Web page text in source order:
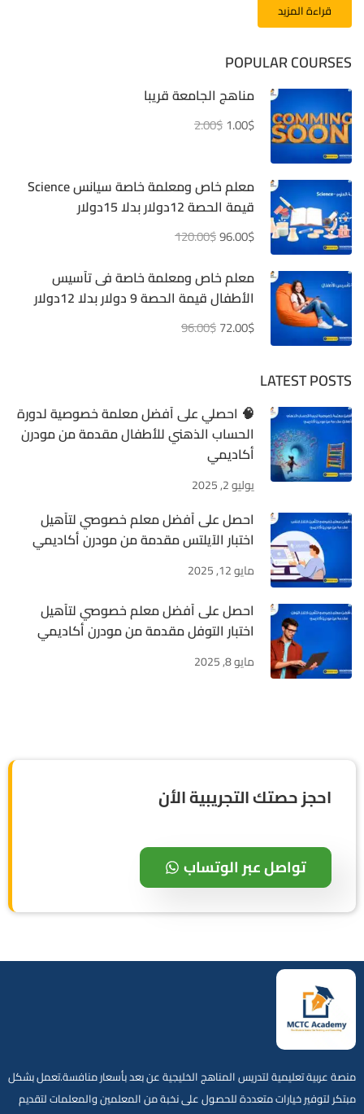
قراءة المزيد
POPULAR COURSES
مناهج الجامعة قريبا
2.00$1.00$
معلم خاص ومعلمة خاصة سيانس Science
قيمة الحصة 12دولار بدلا 15دولار
120.00$96.00$
معلم خاص ومعلمة خاصة فى تأسيس
الأطفال قيمة الحصة 9 دولار بدلا 12دولار
96.00$72.00$
LATEST POSTS
🧠 احصلي على أفضل معلمة خصوصية لدورة
الحساب الذهني للأطفال مقدمة من مودرن
أكاديمي
يوليو 2, 2025
احصل على أفضل معلم خصوصي لتأهيل
اختبار الآيلتس مقدمة من مودرن أكاديمي
مايو 12, 2025
احصل على أفضل معلم خصوصي لتأهيل
اختبار التوفل مقدمة من مودرن أكاديمي
مايو 8, 2025
احجز حصتك التجريبية الأن
تواصل عبر الوتساب
منصة عربية تعليمية لتدريس المناهج الخليجية عن بعد بأسعار منافسة.تعمل بشكل
مبتكر لتوفير خيارات متعددة للحصول على نخبة من المعلمين والمعلمات لتقديم